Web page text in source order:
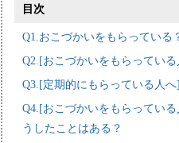
目次
Q1.おこづかいをもらっている
Q2.[おこづかいをもらってい
Q3.[定期的にもらっている人
Q4.[おこづかいをもらってい
うしたことはある？